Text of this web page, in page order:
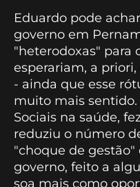
Eduardo pode
governo em
"heterodoxas" para
esperariam, a
- ainda que esse
muito mais
Sociais na saúde,
reduziu o número
"choque de
governo, feito a
soa mais como